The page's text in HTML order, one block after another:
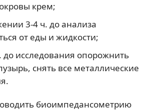
крем;
3-4 ч. до анализа
от еды и жидкости;
до исследования опорожнить
снять все металлические
биоимпедансометрию